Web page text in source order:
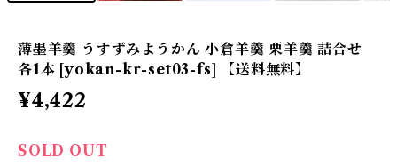
薄墨羊羹 うすずみようかん 小倉羊羹 栗羊羹 詰合せ
各1本 [yokan-kr-set03-fs] 【送料無料】
¥4,422
SOLD OUT